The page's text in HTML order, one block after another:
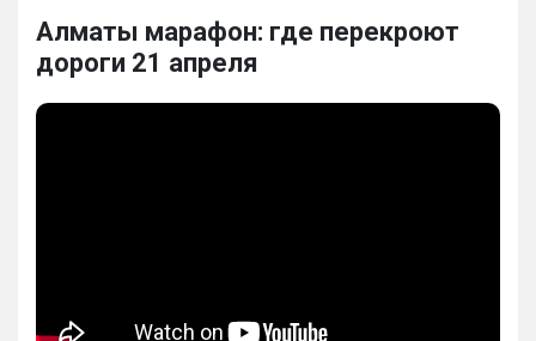
Алматы марафон: где перекроют
дороги 21 апреля